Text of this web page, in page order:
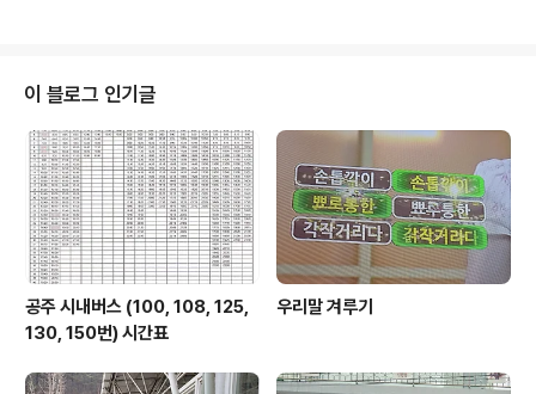
이 블로그 인기글
공주 시내버스 (100, 108, 125,
130, 150번) 시간표
우리말 겨루기